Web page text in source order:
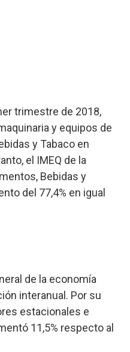
trimestre de 2018,
y equipos de
y Tabaco en
el IMEQ de la
Bebidas y
del 77,4% en igual
de la economía
interanual. Por su
estacionales e
11,5% respecto al